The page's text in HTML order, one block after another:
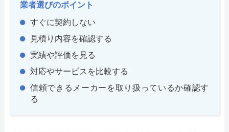
業者選びのポイント
すぐに契約しない
見積り内容を確認する
実績や評価を見る
対応やサービスを比較する
信頼できるメーカーを取り扱っているか確認す
る